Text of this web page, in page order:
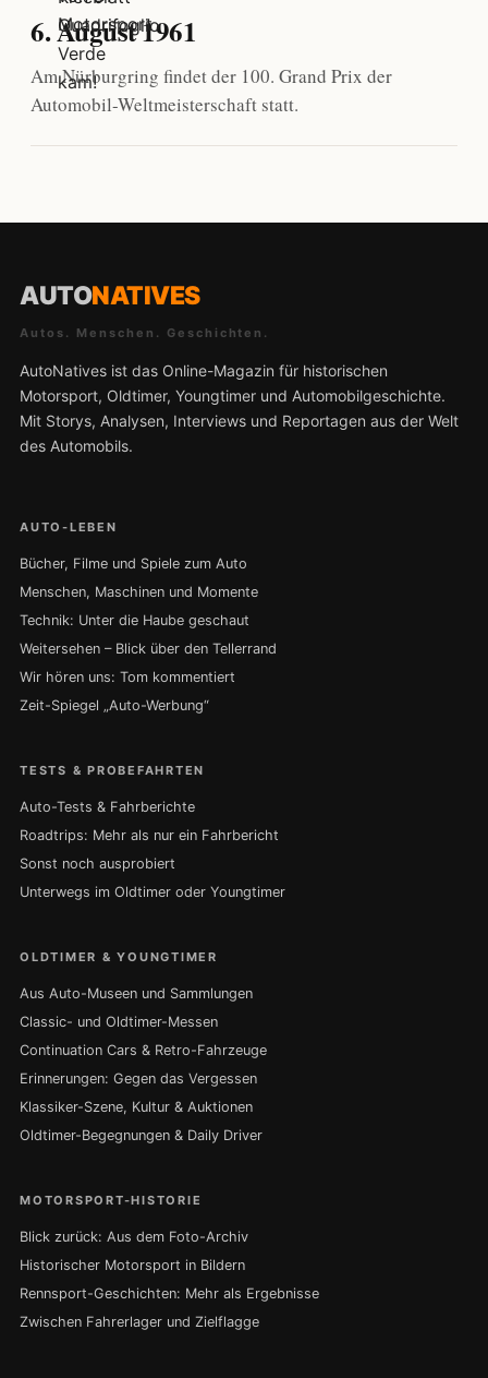
6. August 1961
Am Nürburgring findet der 100. Grand Prix der
Automobil-Weltmeisterschaft statt.
AUTONATIVES
Autos. Menschen. Geschichten.
AutoNatives ist das Online-Magazin für historischen
Motorsport, Oldtimer, Youngtimer und Automobilgeschichte.
Mit Storys, Analysen, Interviews und Reportagen aus der Welt
des Automobils.
AUTO-LEBEN
Bücher, Filme und Spiele zum Auto
Menschen, Maschinen und Momente
Technik: Unter die Haube geschaut
Weitersehen – Blick über den Tellerrand
Wir hören uns: Tom kommentiert
Zeit-Spiegel „Auto-Werbung“
TESTS & PROBEFAHRTEN
Auto-Tests & Fahrberichte
Roadtrips: Mehr als nur ein Fahrbericht
Sonst noch ausprobiert
Unterwegs im Oldtimer oder Youngtimer
OLDTIMER & YOUNGTIMER
Aus Auto-Museen und Sammlungen
Classic- und Oldtimer-Messen
Continuation Cars & Retro-Fahrzeuge
Erinnerungen: Gegen das Vergessen
Klassiker-Szene, Kultur & Auktionen
Oldtimer-Begegnungen & Daily Driver
MOTORSPORT-HISTORIE
Blick zurück: Aus dem Foto-Archiv
Historischer Motorsport in Bildern
Rennsport-Geschichten: Mehr als Ergebnisse
Zwischen Fahrerlager und Zielflagge